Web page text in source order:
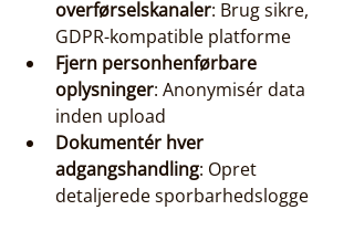
overførselskanaler: Brug sikre,
GDPR-kompatible platforme
Fjern personhenførbare
oplysninger: Anonymisér data
inden upload
Dokumentér hver
adgangshandling: Opret
detaljerede sporbarhedslogge